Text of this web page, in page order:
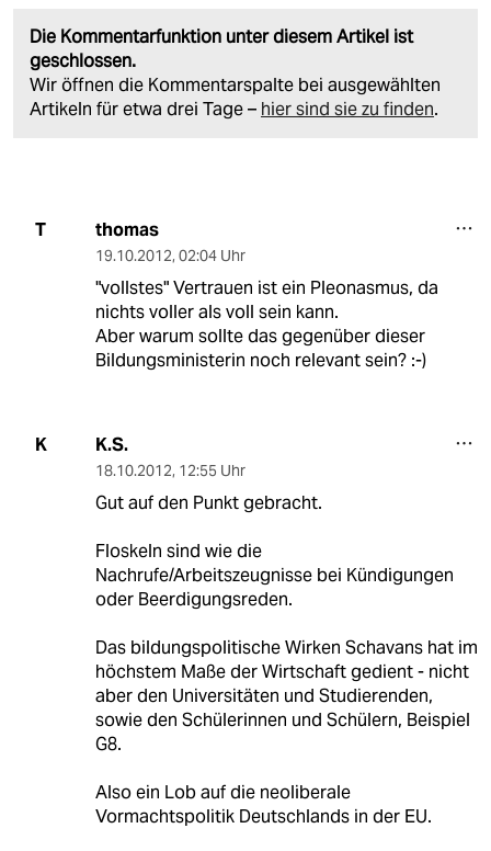
Die Kommentarfunktion unter diesem Artikel ist
geschlossen.
Wir öffnen die Kommentarspalte bei ausgewählten
Artikeln für etwa drei Tage – hier sind sie zu finden.
T thomas
19.10.2012, 02:04 Uhr
"vollstes" Vertrauen ist ein Pleonasmus, da
nichts voller als voll sein kann.
Aber warum sollte das gegenüber dieser
Bildungsministerin noch relevant sein? :-)
K K.S.
18.10.2012, 12:55 Uhr
Gut auf den Punkt gebracht.
Floskeln sind wie die
Nachrufe/Arbeitszeugnisse bei Kündigungen
oder Beerdigungsreden.
Das bildungspolitische Wirken Schavans hat im
höchstem Maße der Wirtschaft gedient - nicht
aber den Universitäten und Studierenden,
sowie den Schülerinnen und Schülern, Beispiel
G8.
Also ein Lob auf die neoliberale
Vormachtspolitik Deutschlands in der EU.